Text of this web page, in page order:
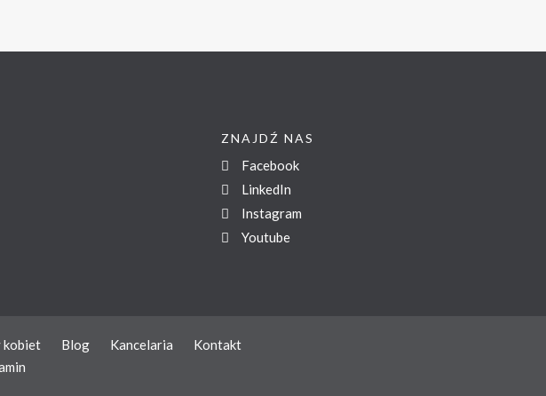
ZNAJDŹ NAS
Facebook
LinkedIn
Instagram
Youtube
kobiet Blog Kancelaria
Kontakt